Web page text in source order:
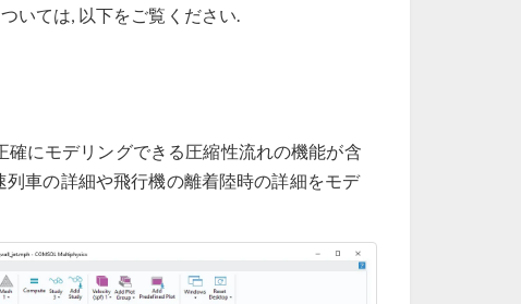
いては, 以下をご覧ください.
確にモデリングできる圧縮性流れの機能が含
列車の詳細や飛行機の離着陸時の詳細をモデ